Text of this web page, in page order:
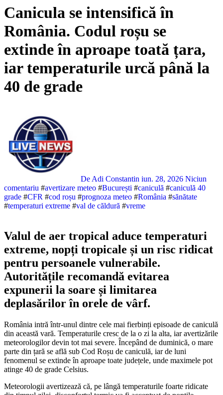
Canicula se intensifică în
România. Codul roșu se
extinde în aproape toată țara,
iar temperaturile urcă până la
40 de grade
De Adi Constantin iun. 28, 2026 Niciun
comentariu #avertizare meteo #București #caniculă #caniculă 40
grade #CFR #cod roșu #prognoza meteo #România #sănătate
#temperaturi extreme #val de căldură #vreme
Valul de aer tropical aduce temperaturi
extreme, nopți tropicale și un risc ridicat
pentru persoanele vulnerabile.
Autoritățile recomandă evitarea
expunerii la soare și limitarea
deplasărilor în orele de vârf.
România intră într-unul dintre cele mai fierbinți episoade de caniculă
din această vară. Temperaturile cresc de la o zi la alta, iar avertizările
meteorologilor devin tot mai severe. Începând de duminică, o mare
parte din țară se află sub Cod Roșu de caniculă, iar de luni
fenomenul se extinde în aproape toate județele, unde maximele pot
atinge 40 de grade Celsius.
Meteorologii avertizează că, pe lângă temperaturile foarte ridicate